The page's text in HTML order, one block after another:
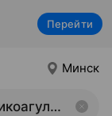
Перейти
Минск